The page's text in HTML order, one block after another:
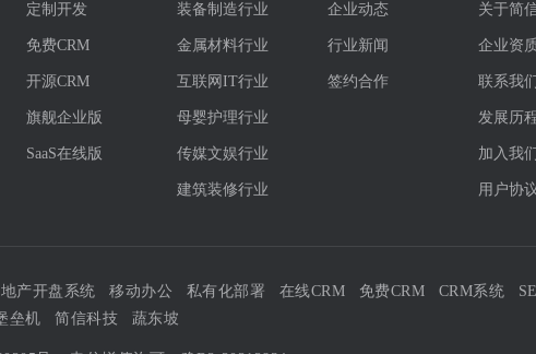
定制开发
免费CRM
开源CRM
旗舰企业版
SaaS在线版
装备制造行业
金属材料行业
互联网IT行业
母婴护理行业
传媒文娱行业
建筑装修行业
企业动态
行业新闻
签约合作
关于简
企业资
联系我们
发展历
加入我们
用户协
地产开盘系统 移动办公 私有化部署 在线CRM 免费CRM CRM系统
垒机 简信科技 蔬东坡